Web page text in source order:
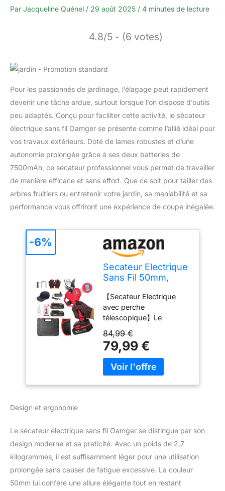
Par Jacqueline Quénel / 29 août 2025 / 4 minutes de lecture
4.8/5 - (6 votes)
Pour les passionnés de jardinage, l’élagage peut rapidement
devenir une tâche ardue, surtout lorsque l’on dispose d’outils
peu adaptés. Conçu pour faciliter cette activité, le sécateur
électrique sans fil Oamger se présente comme l’allié idéal pour
vos travaux extérieurs. Doté de lames robustes et d’une
autonomie prolongée grâce à ses deux batteries de
7500mAh, ce sécateur professionnel vous permet de travailler
de manière efficace et sans effort. Que ce soit pour tailler des
arbres fruitiers ou entretenir votre jardin, sa maniabilité et sa
performance vous offriront une expérience de coupe inégalée.
Secateur Electrique
Sans Fil 50mm,
21V avec 2×
Batteries, 1000W
Moteur Sans Balais,
Sécateur a Batterie
adaptées à
l'élagage, au
jardinage, aux
arbres fruitiers
(Rouge)
【Secateur Electrique
avec perche
télescopique】Le
récemment amélioré est
livré avec une perche
télescopique de 2.5 m de
long, Jusqu'à 7 pieds
télescopique pour
atteindre facilement les
branches plus hautes.
Vous n’aurez plus à tailler
les branches avec des
échelles dangereuses et
84,99 €
79,99 €
-6%
Design et ergonomie
Le sécateur électrique sans fil Oamger se distingue par son
design moderne et sa praticité. Avec un poids de 2,7
kilogrammes, il est suffisamment léger pour une utilisation
prolongée sans causer de fatigue excessive. La couleur
50mm lui confère une allure élégante tout en restant